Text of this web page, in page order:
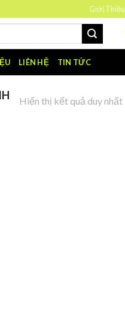
Giới Thiệu
LIÊN HỆ TIN TỨC
Hiển thị kết quả duy nhất